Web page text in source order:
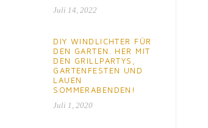
Juli 14, 2022
DIY WINDLICHTER FÜR
DEN GARTEN. HER MIT
DEN GRILLPARTYS,
GARTENFESTEN UND
LAUEN
SOMMERABENDEN!
Juli 1, 2020